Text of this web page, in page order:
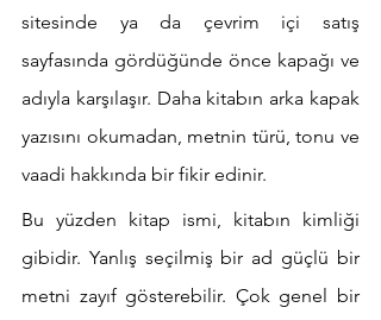
sitesinde ya da çevrim içi satış
sayfasında gördüğünde önce kapağı ve
adıyla karşılaşır. Daha kitabın arka kapak
yazısını okumadan, metnin türü, tonu ve
vaadi hakkında bir fikir edinir.
Bu yüzden kitap ismi, kitabın kimliği
gibidir. Yanlış seçilmiş bir ad güçlü bir
metni zayıf gösterebilir. Çok genel bir